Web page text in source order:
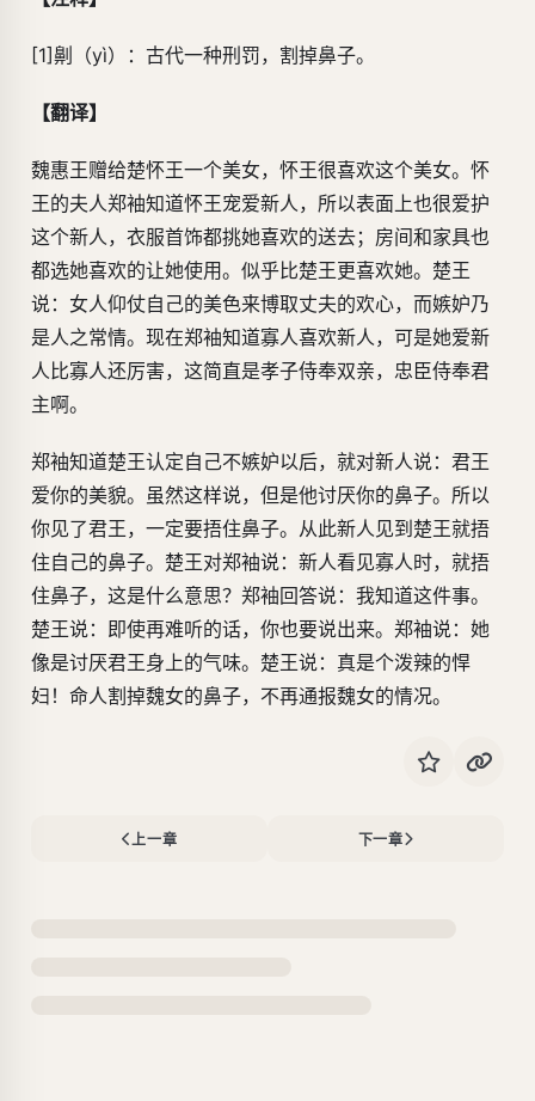
[1]劓（yì）：古代一种刑罚，割掉鼻子。
【翻译】
魏惠王赠给楚怀王一个美女，怀王很喜欢这个美女。怀
王的夫人郑袖知道怀王宠爱新人，所以表面上也很爱护
这个新人，衣服首饰都挑她喜欢的送去；房间和家具也
都选她喜欢的让她使用。似乎比楚王更喜欢她。楚王
说：女人仰仗自己的美色来博取丈夫的欢心，而嫉妒乃
是人之常情。现在郑袖知道寡人喜欢新人，可是她爱新
人比寡人还厉害，这简直是孝子侍奉双亲，忠臣侍奉君
主啊。
郑袖知道楚王认定自己不嫉妒以后，就对新人说：君王
爱你的美貌。虽然这样说，但是他讨厌你的鼻子。所以
你见了君王，一定要捂住鼻子。从此新人见到楚王就捂
住自己的鼻子。楚王对郑袖说：新人看见寡人时，就捂
住鼻子，这是什么意思？郑袖回答说：我知道这件事。
楚王说：即使再难听的话，你也要说出来。郑袖说：她
像是讨厌君王身上的气味。楚王说：真是个泼辣的悍
妇！命人割掉魏女的鼻子，不再通报魏女的情况。
上一章 下一章